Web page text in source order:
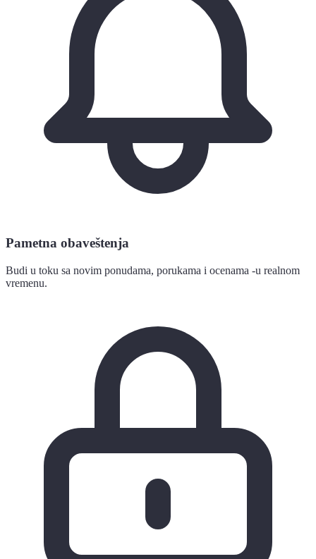
Pametna obaveštenja
Budi u toku sa novim ponudama, porukama i ocenama -u realnom
vremenu.